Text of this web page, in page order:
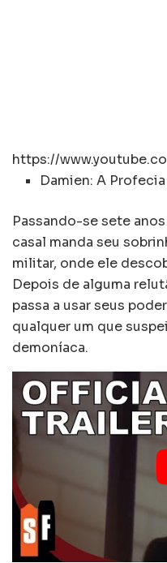
https://
Damien: A Profecia
Passando-se sete
casal manda seu
militar, onde ele
Depois de alguma
passa a usar seus
qualquer um que
demoníaca.